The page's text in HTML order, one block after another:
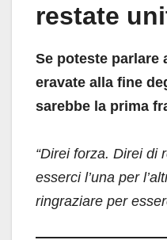
restate
Se poteste parlare
eravate alla fine
sarebbe la prima
“Direi forza. Direi di
esserci l’una per
ringraziare per